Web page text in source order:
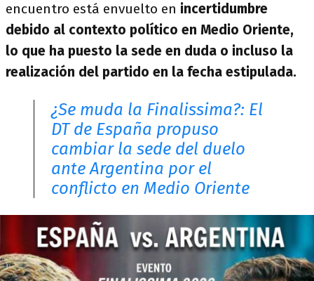
encuentro está envuelto en incertidumbre
debido al contexto político en Medio Oriente,
lo que ha puesto la sede en duda o incluso la
realización del partido en la fecha estipulada.
¿Se muda la Finalissima?: El
DT de España propuso
cambiar la sede del duelo
ante Argentina por el
conflicto en Medio Oriente